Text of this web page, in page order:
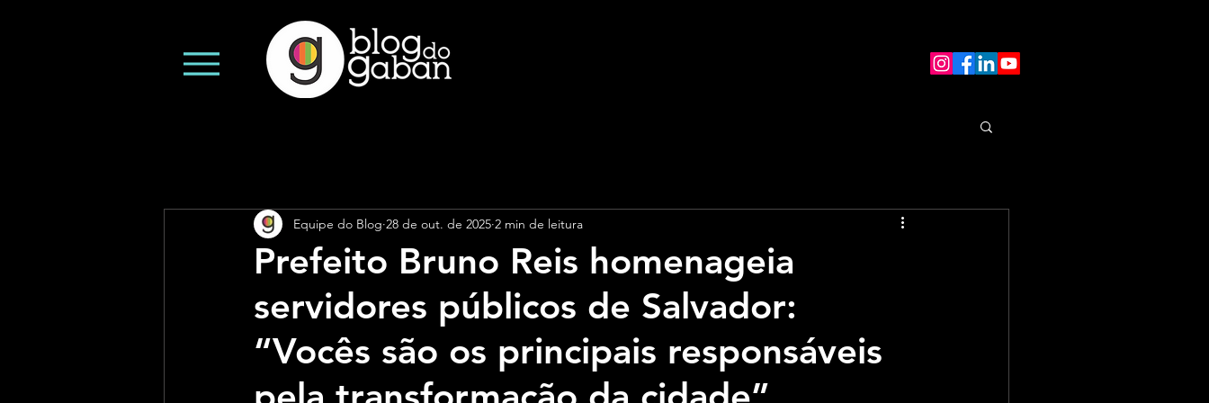
Prefeito Bruno Reis homenageia
servidores públicos de Salvador:
“Vocês são os principais responsáveis
Equipe do Blog 28 de out. de 2025 2 min de leitura